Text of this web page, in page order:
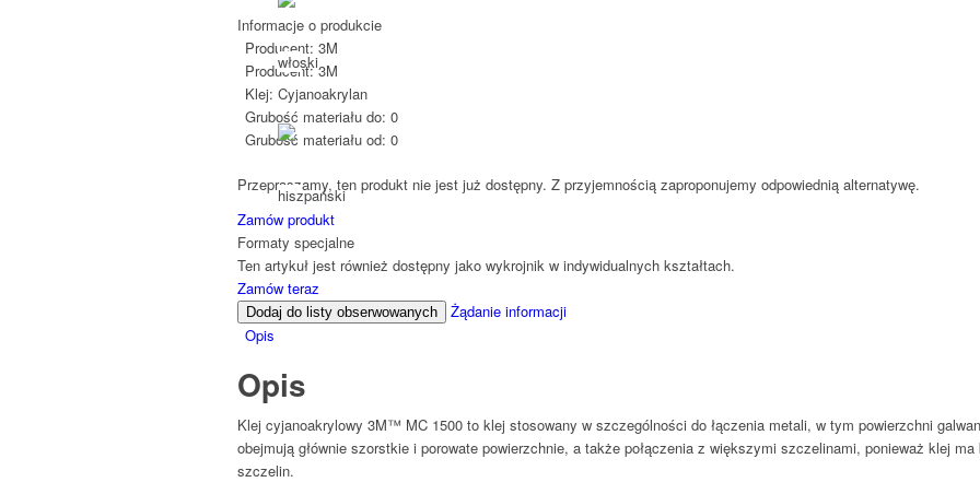
Informacje o produkcie
Producent: 3M
Producent: 3M
Klej: Cyjanoakrylan
Grubość materiału do: 0
Grubość materiału od: 0
Przepraszamy, ten produkt nie jest już dostępny. Z przyjemnością zaproponujemy odpowiednią alternatywę.
Zamów produkt
Formaty specjalne
Ten artykuł jest również dostępny jako wykrojnik w indywidualnych kształtach.
Zamów teraz
Dodaj do listy obserwowanych
Żądanie informacji
Opis
Opis
Klej cyjanoakrylowy 3M™ MC 1500 to klej stosowany w szczególności do łączenia metali, w tym powierzchni
obejmują głównie szorstkie i porowate powierzchnie, a także połączenia z większymi szczelinami, ponieważ klej ma
szczelin.